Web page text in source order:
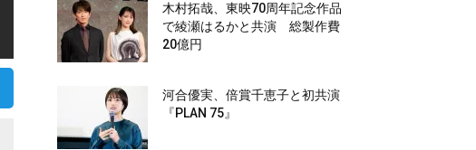
木村拓哉、東映70周年記念作品
で綾瀬はるかと共演 総製作費
20億円
河合優実、倍賞千恵子と初共演
『PLAN 75』